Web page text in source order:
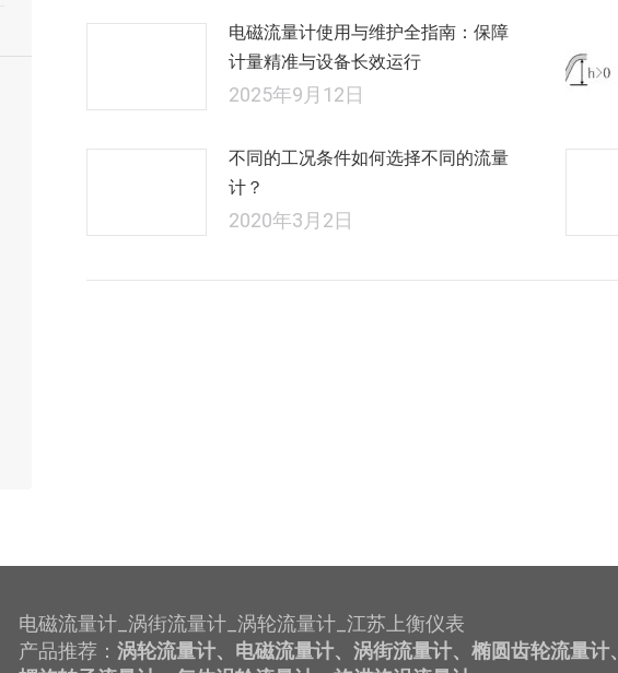
电磁流量计使用与维护全指南：保障
计量精准与设备长效运行
2025年9月12日
不同的工况条件如何选择不同的流量
计？
2020年3月2日
电磁流量计_涡街流量计_涡轮流量计_江苏上衡仪表
产品推荐： 涡轮流量计、电磁流量计、涡街流量计、椭圆齿轮流量计、